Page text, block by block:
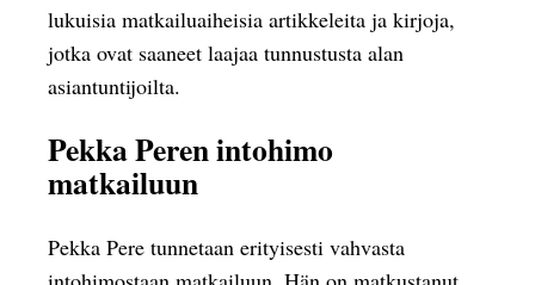
lukuisia matkailuaiheisia artikkeleita ja kirjoja,
jotka ovat saaneet laajaa tunnustusta alan
asiantuntijoilta.
Pekka Peren intohimo
matkailuun
Pekka Pere tunnetaan erityisesti vahvasta